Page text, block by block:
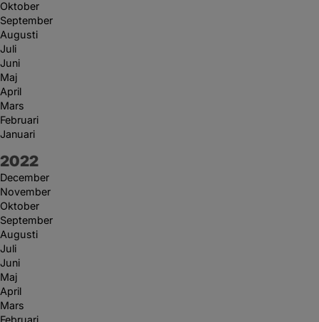
Oktober
September
Augusti
Juli
Juni
Maj
April
Mars
Februari
Januari
År:
2022
December
November
Oktober
September
Augusti
Juli
Juni
Maj
April
Mars
Februari